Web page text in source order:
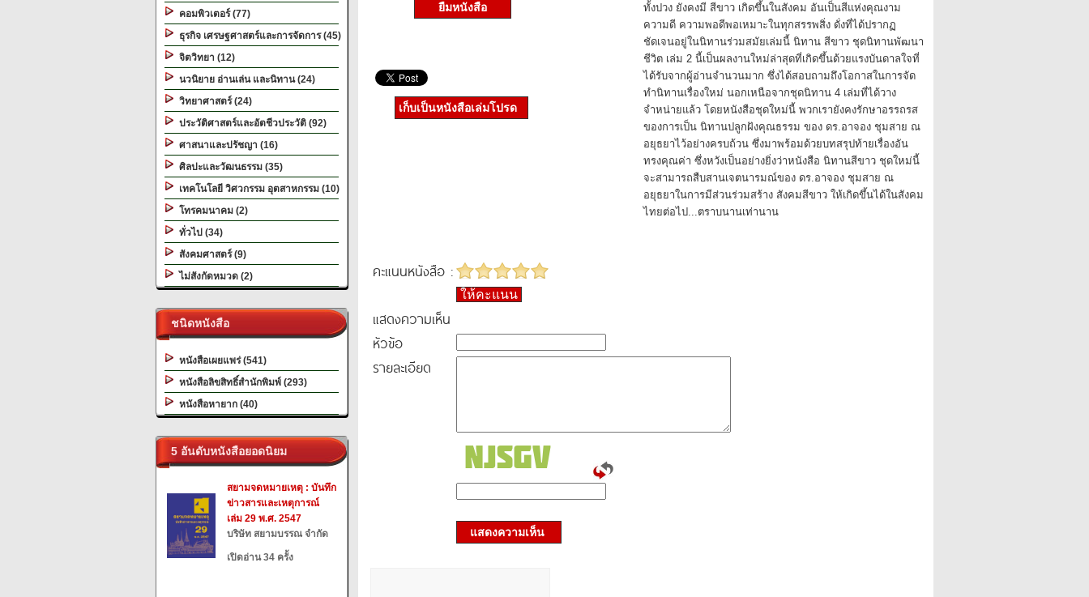
คอมพิวเตอร์ (77)
ธุรกิจ เศรษฐศาสตร์และการจัดการ (45)
จิตวิทยา (12)
นวนิยาย อ่านเล่น และนิทาน (24)
วิทยาศาสตร์ (24)
ประวัติศาสตร์และอัตชีวประวัติ (92)
ศาสนาและปรัชญา (16)
ศิลปะและวัฒนธรรม (35)
เทคโนโลยี วิศวกรรม อุตสาหกรรม (10)
โทรคมนาคม (2)
ทั่วไป (34)
สังคมศาสตร์ (9)
ไม่สังกัดหมวด (2)
ชนิดหนังสือ
หนังสือเผยแพร่ (541)
หนังสือลิขสิทธิ์สำนักพิมพ์ (293)
หนังสือหายาก (40)
5 อันดับหนังสือยอดนิยม
สยามจดหมายเหตุ : บันทึก
ข่าวสารและเหตุการณ์
เล่ม 29 พ.ศ. 2547
บริษัท สยามบรรณ จำกัด
เปิดอ่าน 34 ครั้ง
ยืมหนังสือ
ทั้งปวง ยังคงมี สีขาว เกิดขึ้นในสังคม อันเป็นสีแห่งคุณงาม
ความดี ความพอดีพอเหมาะในทุกสรรพสิ่ง ดั่งที่ได้ปรากฏ
ชัดเจนอยู่ในนิทานร่วมสมัยเล่มนี้ นิทาน สีขาว ชุดนิทานพัฒนา
ชีวิต เล่ม 2 นี้เป็นผลงานใหม่ล่าสุดที่เกิดขึ้นด้วยแรงบันดาลใจที่
ได้รับจากผู้อ่านจำนวนมาก ซึ่งได้สอบถามถึงโอกาสในการจัด
ทำนิทานเรื่องใหม่ นอกเหนือจากชุดนิทาน 4 เล่มที่ได้วาง
จำหน่ายแล้ว โดยหนังสือชุดใหม่นี้ พวกเรายังคงรักษาอรรถรส
ของการเป็น นิทานปลูกฝังคุณธรรม ของ ดร.อาจอง ชุมสาย ณ
อยุธยาไว้อย่างครบถ้วน ซึ่งมาพร้อมด้วยบทสรุปท้ายเรื่องอัน
ทรงคุณค่า ซึ่งหวังเป็นอย่างยิ่งว่าหนังสือ นิทานสีขาว ชุดใหม่นี้
จะสามารถสืบสานเจตนารมณ์ของ ดร.อาจอง ชุมสาย ณ
อยุธยาในการมีส่วนร่วมสร้าง สังคมสีขาว ให้เกิดขึ้นได้ในสังคม
ไทยต่อไป...ตราบนานเท่านาน
เก็บเป็นหนังสือเล่มโปรด
คะแนนหนังสือ :
ให้คะแนน
แสดงความเห็น
หัวข้อ
รายละเอียด
แสดงความเห็น